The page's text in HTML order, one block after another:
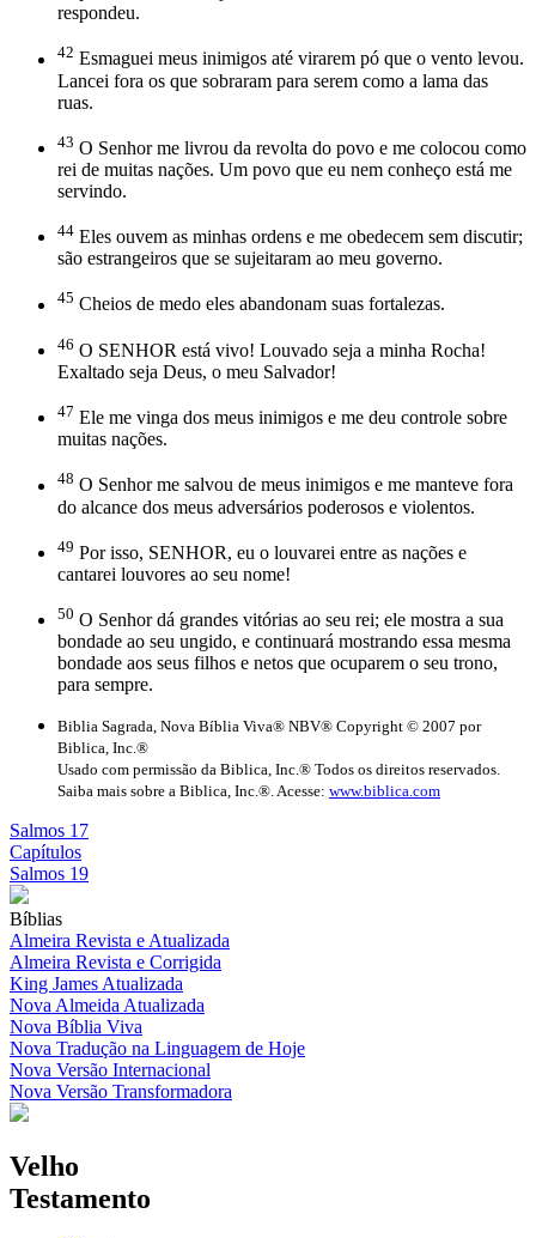
respondeu.
42 Esmaguei meus inimigos até virarem pó que o vento levou.
Lancei fora os que sobraram para serem como a lama das
ruas.
43 O Senhor me livrou da revolta do povo e me colocou como
rei de muitas nações. Um povo que eu nem conheço está me
servindo.
44 Eles ouvem as minhas ordens e me obedecem sem discutir;
são estrangeiros que se sujeitaram ao meu governo.
45 Cheios de medo eles abandonam suas fortalezas.
46 O SENHOR está vivo! Louvado seja a minha Rocha!
Exaltado seja Deus, o meu Salvador!
47 Ele me vinga dos meus inimigos e me deu controle sobre
muitas nações.
48 O Senhor me salvou de meus inimigos e me manteve fora
do alcance dos meus adversários poderosos e violentos.
49 Por isso, SENHOR, eu o louvarei entre as nações e
cantarei louvores ao seu nome!
50 O Senhor dá grandes vitórias ao seu rei; ele mostra a sua
bondade ao seu ungido, e continuará mostrando essa mesma
bondade aos seus filhos e netos que ocuparem o seu trono,
para sempre.
Biblia Sagrada, Nova Bíblia Viva® NBV® Copyright © 2007 por
Biblica, Inc.®
Usado com permissão da Biblica, Inc.® Todos os direitos reservados.
Saiba mais sobre a Biblica, Inc.®. Acesse: www.biblica.com
Salmos 17
Capítulos
Salmos 19
Bíblias
Almeira Revista e Atualizada
Almeira Revista e Corrigida
King James Atualizada
Nova Almeida Atualizada
Nova Bíblia Viva
Nova Tradução na Linguagem de Hoje
Nova Versão Internacional
Nova Versão Transformadora
Velho
Testamento